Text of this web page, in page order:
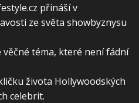
přináší v
ze světa showbyznysu
téma, které není fádní
života Hollywoodských
celebrit.